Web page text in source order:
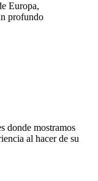
Europa,
profundo
donde mostramos
al hacer de su